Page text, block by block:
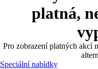
platná,
Pro zobrazení platných akcí
Speciální nabídky